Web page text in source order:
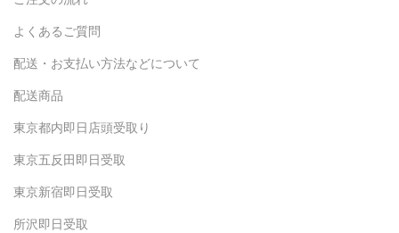
よくあるご質問
配送・お支払い方法などについて
配送商品
東京都内即日店頭受取り
東京五反田即日受取
東京新宿即日受取
所沢即日受取